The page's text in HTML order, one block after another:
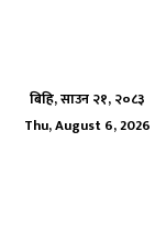
बिहि, साउन २१, २०८३
Thu, August 6, 2026